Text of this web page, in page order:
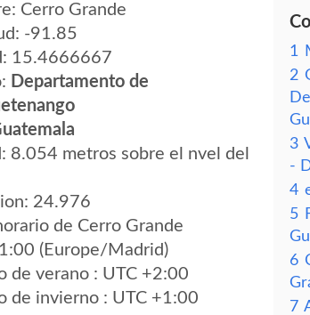
Cerro Grande
-91.85
15.4666667
Departamento de
8.054 metros sobre el nvel del
24.976
de Cerro Grande
(Europe/Madrid)
de verano : UTC +2:00
de invierno : UTC +1:00
1
2
3
-
4
5
6
7